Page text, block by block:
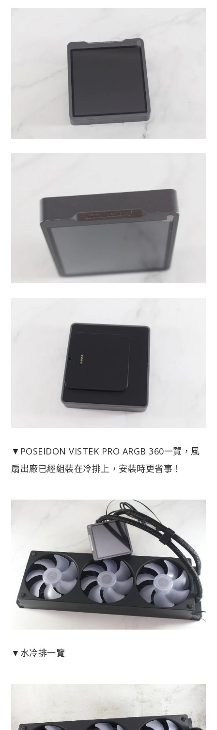
▼POSEIDON VISTEK PRO ARGB 360一覽，風
扇出廠已經組裝在冷排上，安裝時更省事！
▼水冷排一覽